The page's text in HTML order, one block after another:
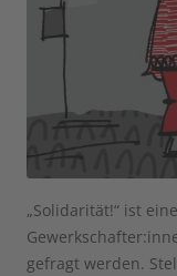
„Solidarität!“ ist
gefragt werden.